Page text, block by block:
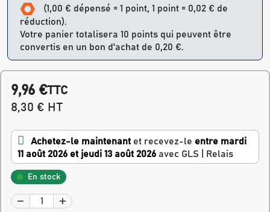
(1,00 € dépensé = 1 point, 1 point = 0,02 € de
réduction).
Votre panier totalisera 10 points qui peuvent être
convertis en un bon d'achat de 0,20 €.
9,96 €TTC
8,30 € HT
Achetez-le maintenant et recevez-le entre mardi
11 août 2026 et jeudi 13 août 2026 avec GLS | Relais
En stock